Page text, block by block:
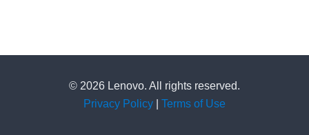
© 2026 Lenovo. All rights reserved.
Privacy Policy
Terms of Use